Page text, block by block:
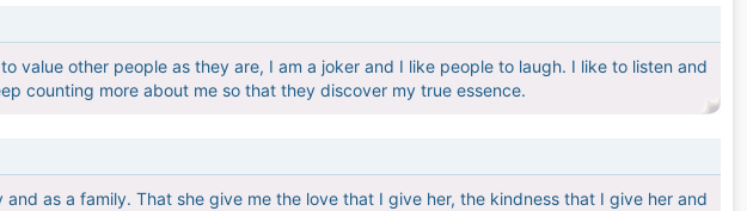
value other people as they are, I am a joker and I like people to laugh. I like to listen and
counting more about me so that they discover my true essence.
as a family. That she give me the love that I give her, the kindness that I give her and